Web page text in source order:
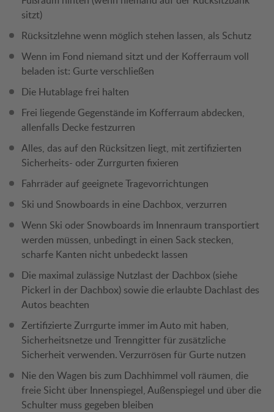
sitzt)
Rücksitzlehne wenn möglich stehen lassen, als Schutz
Wenn im Fond niemand sitzt und der Kofferraum voll
beladen ist: Gurte verschließen
Die Hutablage frei halten
Frei liegende Gegenstände im Kofferraum abdecken,
allenfalls Decke festzurren
Alles, das auf den Rücksitzen liegt, mit zertifizierten
Sicherheits- oder Zurrgurten fixieren
Fahrräder auf geeignete Tragevorrichtungen
Ski und Snowboards in eine Dachbox, verzurren
Wenn Ski oder Snowboards im Innenraum transportiert
werden müssen, unbedingt in einen Sack stecken,
scharfe Kanten nicht unbedeckt lassen
Die maximal zulässige Nutzlast der Dachbox (siehe
Pickerl in der Dachbox) sowie die erlaubte Dachlast des
Autos beachten
Zertifizierte Zurrgurte immer im Auto mit haben,
Sicherheitsnetze und Trenngitter für zusätzliche
Sicherheit verwenden. Verzurrösen für Gurte nutzen
Nie den Wagen bis zum Dachhimmel voll räumen, die
freie Sicht über Innenspiegel, Außenspiegel und über die
Schulter muss gegeben bleiben